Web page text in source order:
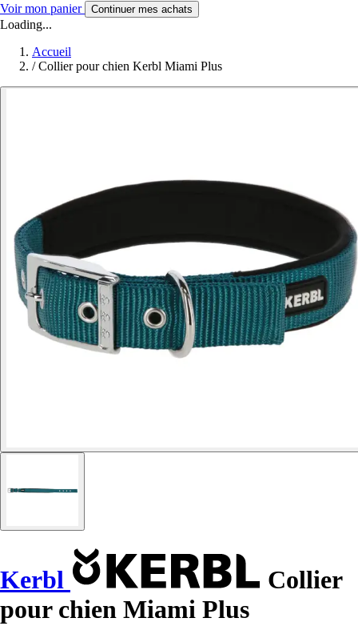
Voir mon panier Continuer mes achats
Loading...
Accueil
/ Collier pour chien Kerbl Miami Plus
Kerbl
Collier
pour chien Miami Plus